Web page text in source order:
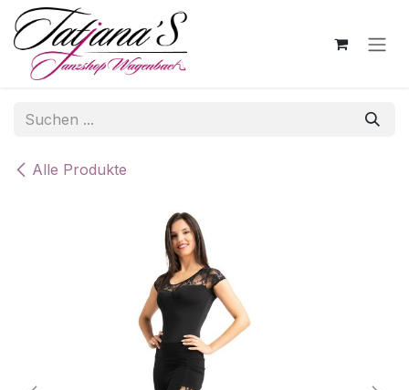
Zum Inhalt springen
Alle Produkte